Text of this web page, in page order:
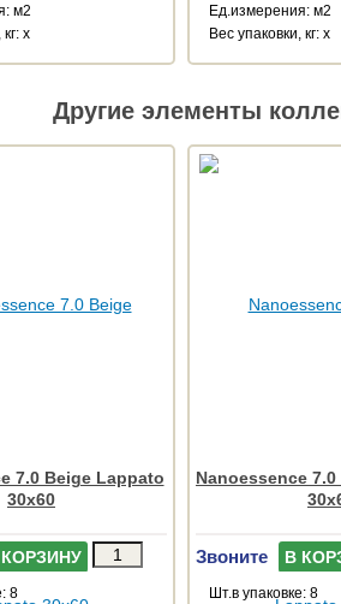
м2
x
Ед.измерения: м2
Веc упаковки, кг: x
Другие элементы
7.0 Beige Lappato
30x60
8
Nanoessence
Звоните В
Шт.в упаковке: 8